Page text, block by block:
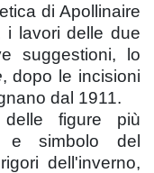
di Apollinaire
i lavori delle due
suggestioni, lo
, dopo le incisioni
dal 1911.
figure più
e simbolo del
dell'inverno,